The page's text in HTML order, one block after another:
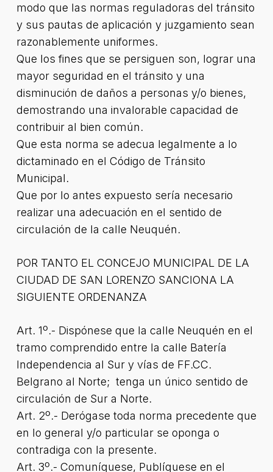
modo que las normas reguladoras del tránsito
y sus pautas de aplicación y juzgamiento sean
razonablemente uniformes.
Que los fines que se persiguen son, lograr una
mayor seguridad en el tránsito y una
disminución de daños a personas y/o bienes,
demostrando una invalorable capacidad de
contribuir al bien común.
Que esta norma se adecua legalmente a lo
dictaminado en el Código de Tránsito
Municipal.
Que por lo antes expuesto sería necesario
realizar una adecuación en el sentido de
circulación de la calle Neuquén.
POR TANTO EL CONCEJO MUNICIPAL DE LA
CIUDAD DE SAN LORENZO SANCIONA LA
SIGUIENTE ORDENANZA
Art. 1º.- Dispónese que la calle Neuquén en el
tramo comprendido entre la calle Batería
Independencia al Sur y vías de FF.CC.
Belgrano al Norte; tenga un único sentido de
circulación de Sur a Norte.
Art. 2º.- Derógase toda norma precedente que
en lo general y/o particular se oponga o
contradiga con la presente.
Art. 3º.- Comuníquese, Publíquese en el